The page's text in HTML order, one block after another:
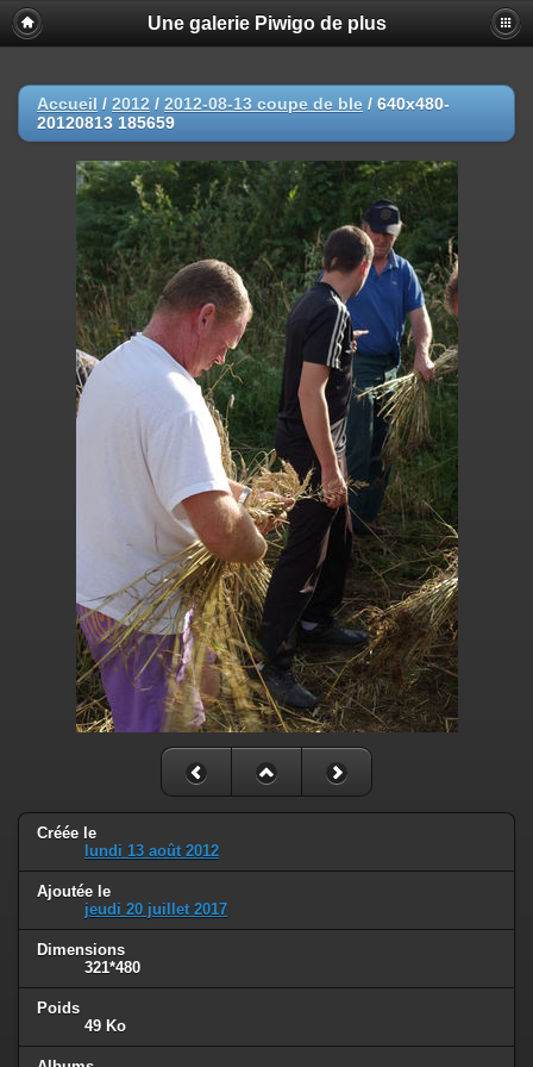
Une galerie Piwigo de plus
Accueil / 2012 / 2012-08-13 coupe de ble / 640x480-
20120813 185659
Créée le
lundi 13 août 2012
Ajoutée le
jeudi 20 juillet 2017
Dimensions
321*480
Poids
49 Ko